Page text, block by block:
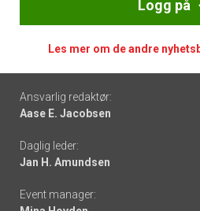
Logg på
Les mer om de andre
Footer
-
links
Ansvarlig redaktør:
Aase E. Jacobsen
Daglig leder:
Jan H. Amundsen
Event manager: